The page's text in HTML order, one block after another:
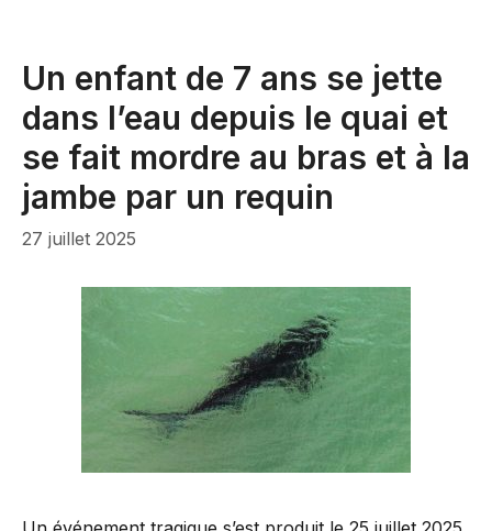
Un enfant de 7 ans se jette
dans l’eau depuis le quai et
se fait mordre au bras et à la
jambe par un requin
27 juillet 2025